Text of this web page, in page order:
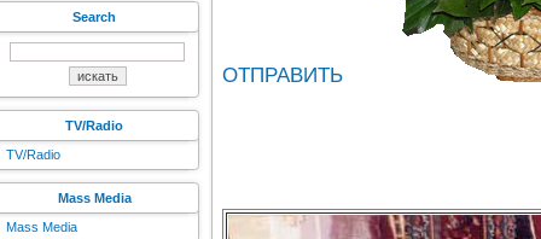
Search
TV/Radio
TV/Radio
Mass Media
Mass Media
ОТПРАВИТЬ